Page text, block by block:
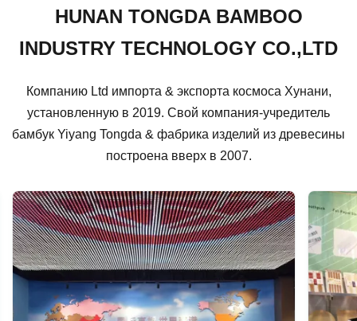
HUNAN TONGDA BAMBOO
INDUSTRY TECHNOLOGY CO.,LTD
Компанию Ltd импорта & экспорта космоса Хунани,
установленную в 2019. Свой компания-учредитель
бамбук Yiyang Tongda & фабрика изделий из древесины
построена вверх в 2007.